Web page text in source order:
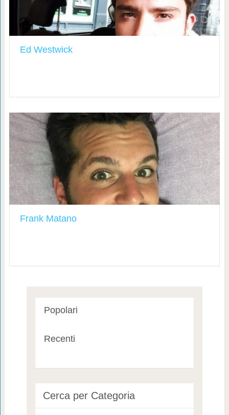
Ed Westwick
Frank Matano
Popolari
Recenti
Cerca per Categoria